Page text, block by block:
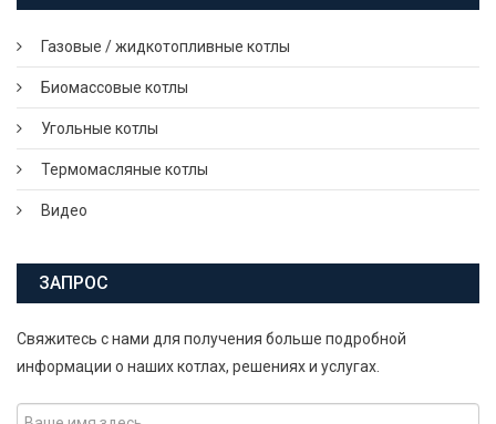
Газовые / жидкотопливные котлы
Биомассовые котлы
Угольные котлы
Термомасляные котлы
Видео
ЗАПРОС
Свяжитесь с нами для получения больше подробной
информации о наших котлах, решениях и услугах.